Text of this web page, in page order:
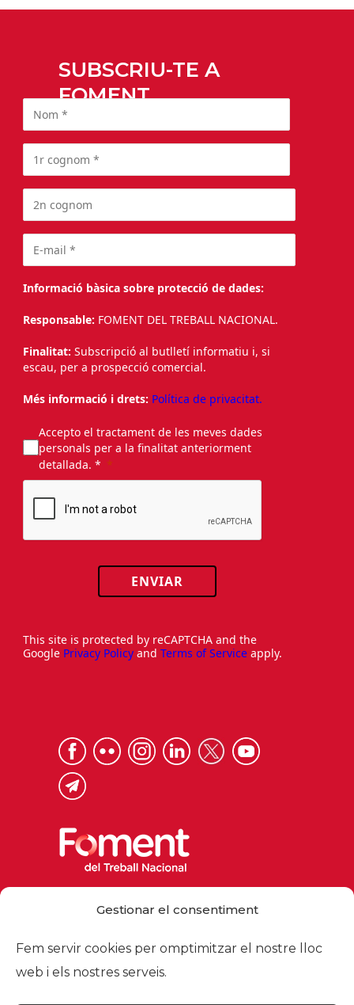
Gestionar el consentiment
Fem servir cookies per omptimitzar el nostre lloc
web i els nostres serveis.
SUBSCRIU-TE A
FOMENT
Informació bàsica sobre protecció de dades:
Responsable: FOMENT DEL TREBALL NACIONAL.
Finalitat: Subscripció al butlletí informatiu i, si
escau, per a prospecció comercial.
Més informació i drets: Política de privacitat.
Accepto el tractament de les meves dades
personals per a la finalitat anteriorment
detallada. *
ENVIAR
This site is protected by reCAPTCHA and the
Google Privacy Policy and Terms of Service apply.
foment@foment.com